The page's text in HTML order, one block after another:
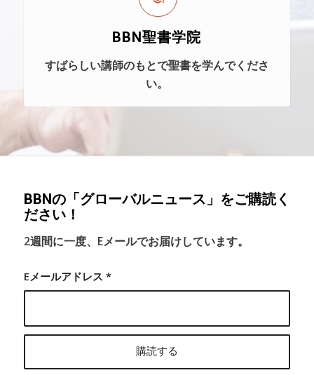
BBN聖書学院
すばらしい講師のもとで聖書を学んでくださ
い。
BBNの「グローバルニュース」をご購読く
ださい！
2週間に一度、Eメールでお届けしています。
Eメールアドレス *